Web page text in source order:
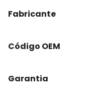
Fabricante
Código OEM
Garantia